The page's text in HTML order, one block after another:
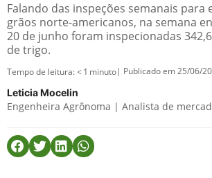
Falando das inspeções semanais para
grãos norte-americanos, na semana
20 de junho foram inspecionadas
de trigo.
Tempo de leitura:< 1 minuto| Publicado em 25/06/
Leticia Mocelin
Engenheira Agrônoma | Analista de